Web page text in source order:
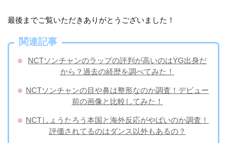
最後までご覧いただきありがとうございました！
関連記事
NCTソンチャンのラップの評判が高いのはYG出身だ
から？過去の経歴を調べてみた！
NCTソンチャンの目や鼻は整形なのか調査！デビュー
前の画像と比較してみた！
NCTしょうたろう本国と海外反応がやばいのか調査！
評価されてるのはダンス以外もあるの？